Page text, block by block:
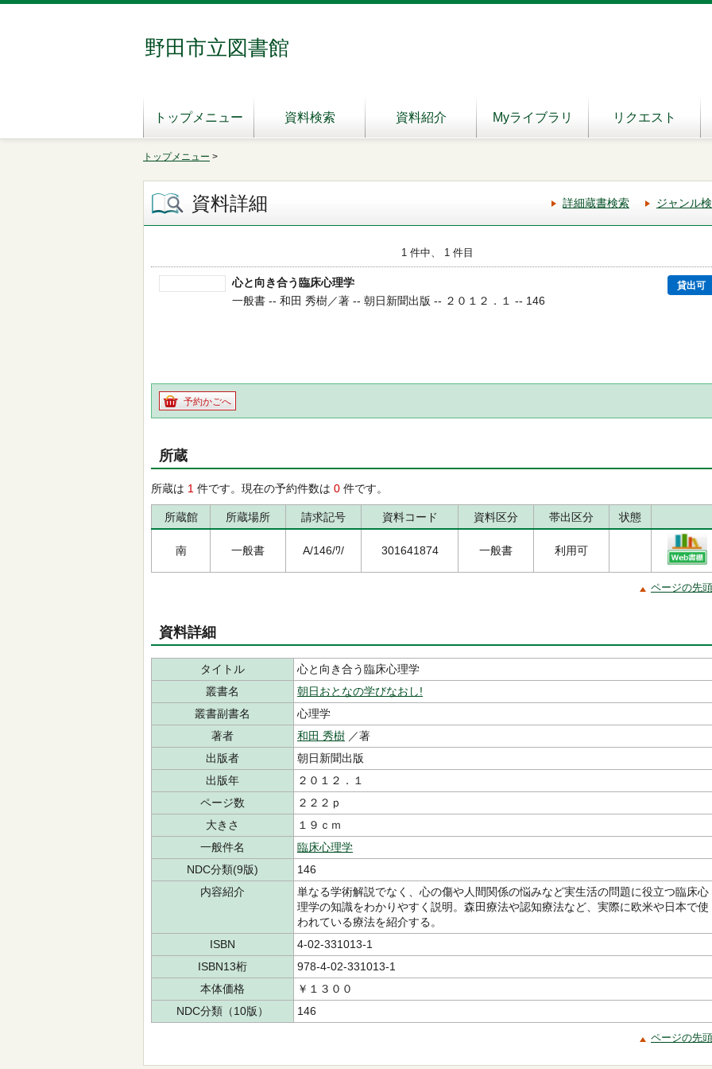
野田市立図書館
トップメニュー 資料検索 資料紹介 Myライブラリ リクエスト
トップメニュー >
資料詳細 詳細蔵書検索 ジャンル
1 件中、 1 件目
心と向き合う臨床心理学 貸出可
一般書 -- 和田 秀樹／著 -- 朝日新聞出版 -- ２０１２．１ -- 146
予約かごへ
所蔵
所蔵は 1 件です。現在の予約件数は 0 件です。
所蔵館 所蔵場所 請求記号 資料コード 資料区分 帯出区分 状態
南 一般書 A/146/ﾜ/ 301641874 一般書 利用可
ページの先
資料詳細
タイトル
心と向き合う臨床心理学
叢書名
朝日おとなの学びなおし!
叢書副書名
心理学
著者
和田 秀樹 ／著
出版者
朝日新聞出版
出版年
２０１２．１
ページ数
２２２ｐ
大きさ
１９ｃｍ
一般件名
臨床心理学
NDC分類(9版)
146
内容紹介
単なる学術解説でなく、心の傷や人間関係の悩みなど実生活の問題に役立つ臨床心
理学の知識をわかりやすく説明。森田療法や認知療法など、実際に欧米や日本で使
われている療法を紹介する。
ISBN
4-02-331013-1
ISBN13桁
978-4-02-331013-1
本体価格
￥１３００
NDC分類（10版）
146
ページの先